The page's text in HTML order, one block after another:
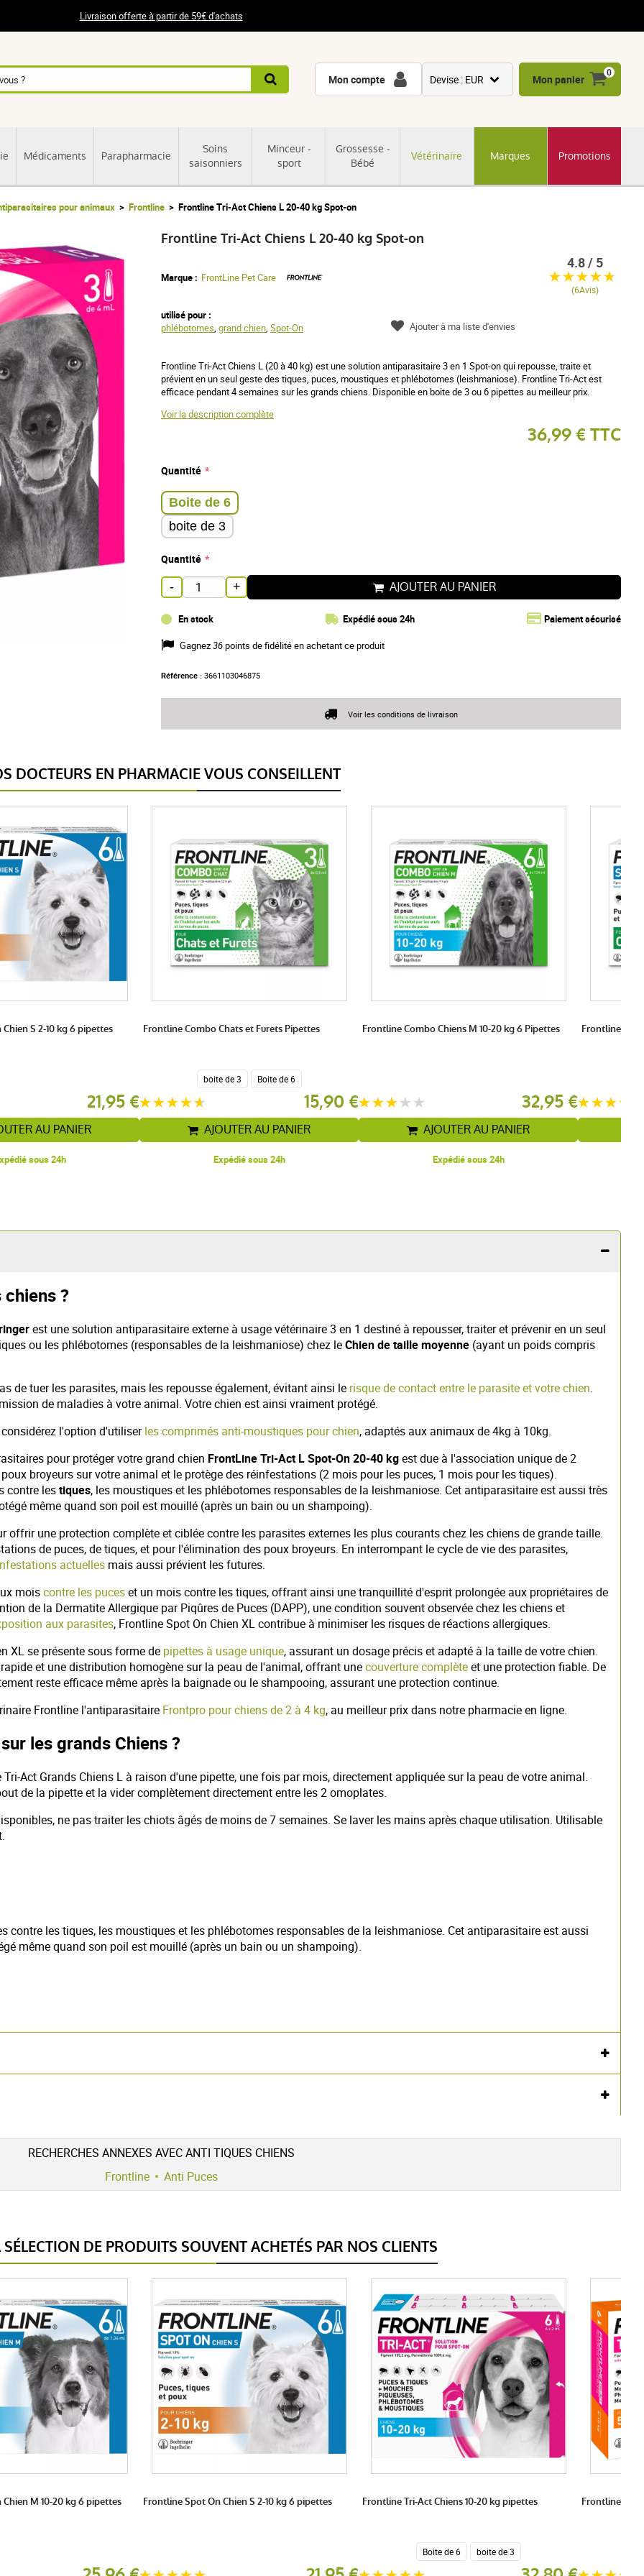
Livraison offerte à partir de 59€ d'achats
Médicaments Parapharmacie
Soins
saisonniers
Minceur -
sport
Grossesse -
Bébé
Vétérinaire Marques Promotions
Mon compte Devise : EUR
CNY
Mon panier
0
pour animaux Frontline Frontline Tri-Act Chiens L 20-40 kg Spot-on
Frontline Tri-Act Chiens L 20-40 kg Spot-on
Marque : FrontLine Pet Care
utilisé pour :
phlébotomes, grand chien, Spot-On
Frontline Tri-Act Chiens L (20 à 40 kg) est une solution antiparasitaire 3 en 1 Spot-on qui repousse, traite et
prévient en un seul geste des tiques, puces, moustiques et phlébotomes (leishmaniose). Frontline Tri-Act est
efficace pendant 4 semaines sur les grands chiens. Disponible en boite de 3 ou 6 pipettes au meilleur prix.
Voir la description complète
36,99 € TTC
Quantité
Boite de 6
boite de 3
Quantité
- + AJOUTER AU PANIER
En stock Expédié sous 24h Paiement sécurisé
Référence : 3661103046875
Gagnez36points de fidélité en achetant ce produit
4.8 / 5
(6Avis)
Ajouter à ma liste d'envies
Voir les conditions de livraison
DOCTEURS EN PHARMACIE VOUS CONSEILLENT
S 2-10 kg 6 pipettes
21,95 €
AU PANIER
sous 24h
Frontline Combo Chats et Furets Pipettes
boite de 3 Boite de 6
15,90 €
AJOUTER AU PANIER
Expédié sous 24h
Frontline Combo Chiens M 10-20 kg 6 Pipettes
32,95 €
AJOUTER AU PANIER
Expédié sous 24h
Frontline
?
est une solution antiparasitaire externe à usage vétérinaire 3 en 1 destiné à repousser, traiter et prévenir en un seul
ou les phlébotomes (responsables de la leishmaniose) chez leChien de taille moyenne (ayant un poids compris
de tuer les parasites, mais les repousse également, évitant ainsi le risque de contact entre le parasite et votre chien.
de maladies à votre animal. Votre chien est ainsi vraiment protégé.
l'option d'utiliserles comprimés anti-moustiques pour chien, adaptés aux animaux de 4kg à 10kg.
pour protéger votre grand chien FrontLine Tri-Act L Spot-On 20-40 kgest due à l'association unique de 2
broyeurs sur votre animal et le protège des réinfestations (2 mois pour les puces, 1 mois pour les tiques).
contre lestiques, les moustiques et les phlébotomes responsables de la leishmaniose. Cet antiparasitaire est aussi très
même quand son poil est mouillé (après un bain ou un shampoing).
une protection complète et ciblée contre les parasites externes les plus courants chez les chiens de grande taille.
de puces, de tiques, et pour l'élimination des poux broyeurs. En interrompant le cycle de vie des parasites,
actuelles mais aussi prévient les futures.
moiscontre les puceset un mois contre les tiques, offrant ainsi une tranquillité d'esprit prolongée aux propriétaires de
de la Dermatite Allergique par Piqûres de Puces (DAPP), une condition souvent observée chez les chiens et
aux parasites, Frontline Spot On Chien XL contribue à minimiser les risques de réactions allergiques.
XL se présente sous forme de pipettes à usage unique, assurant un dosage précis et adapté à la taille de votre chien.
et une distribution homogène sur la peau de l'animal, offrant unecouverture complèteet une protection fiable. De
reste efficace même après la baignade ou le shampooing, assurant une protection continue.
Frontline l'antiparasitaire Frontpro pour chiens de 2 à 4 kg, au meilleur prix dans notre pharmacie en ligne.
les grands Chiens ?
Act Grands Chiens L à raison d'une pipette, une fois par mois, directement appliquée sur la peau de votre animal.
de la pipette et la vider complètement directement entre les 2 omoplates.
ne pas traiter les chiots âgés de moins de 7 semaines. Se laver les mains après chaque utilisation. Utilisable
contre les tiques, les moustiques et les phlébotomes responsables de la leishmaniose. Cet antiparasitaire est aussi
même quand son poil est mouillé (après un bain ou un shampoing).
Voir l'attestation de confiance
4.8 / 5
3 étoiles
0
Trier l'affichage des avis
RECHERCHES ANNEXES AVEC ANTI TIQUES CHIENS
Frontline
Anti Puces
DE PRODUITS SOUVENT ACHETÉS PAR NOS CLIENTS
M 10-20 kg 6 pipettes Frontline Spot On Chien S 2-10 kg 6 pipettes Frontline Tri-Act Chiens 10-20 kg pipettes
Boite de 6 boite de 3
Frontline Tri-